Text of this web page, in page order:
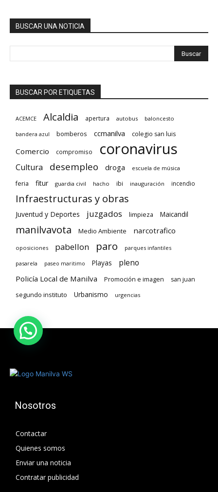
BUSCAR UNA NOTICIA
BUSCAR POR ETIQUETAS
ACEMCE Alcaldia apertura autobus baloncesto
bandera azul bomberos ccmanilva colegio san luis
Comercio compromiso coronavirus
Cultura desempleo droga escuela de música
feria fitur guardia civil hacho ibi inauguración incendio
Infraestructuras y obras
Juventud y Deportes juzgados limpieza Maicandil
manilvavota Medio Ambiente narcotrafico
oposiciones pabellon paro parques infantiles
pasarela paseo maritimo Playas pleno
Policía Local de Manilva Promoción e imagen san juan
segundo instituto Urbanismo urgencias
Nosotros
Contactar
Quienes somos
Enviar una noticia
Contratar publicidad